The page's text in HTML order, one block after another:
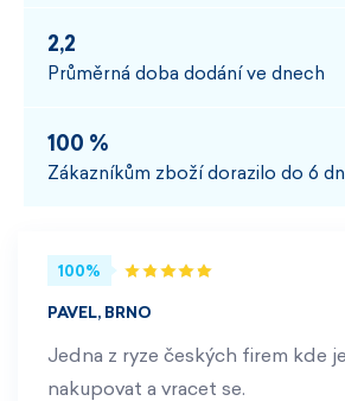
2,2
Průměrná doba dodání ve dnech
100 %
Zákazníkům zboží dorazilo do 6
100%
PAVEL, BRNO
Jedna z ryze českých firem kde
nakupovat a vracet se.